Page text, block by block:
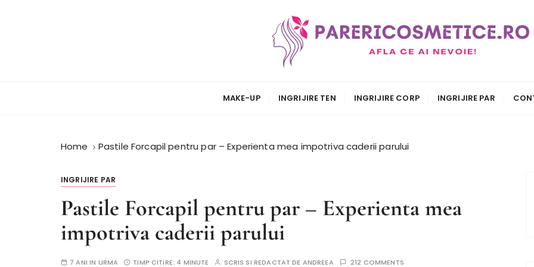
PareriCosmetice.ro
MAKE-UP INGRIJIRE TEN INGRIJIRE CORP INGRIJIRE PAR
Home Pastile Forcapil pentru par – Experienta mea impotriva caderii parului
INGRIJIRE PAR
Pastile Forcapil pentru par – Experienta mea
impotriva caderii parului
7 ANI IN URMA TIMP CITIRE: 4 MINUTE SCRIS SI REDACTAT DE ANDREEA 212 COMMENTS